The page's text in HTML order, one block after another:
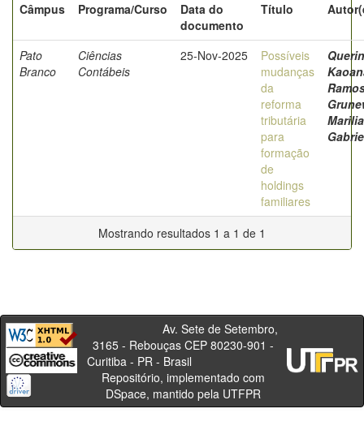
Câmpus
Programa/Curso
Data do
documento
Título
Pato
Branco
Ciências
Contábeis
25-Nov-2025
Possíveis
mudanças
da
reforma
tributária
para
formação
de
holdings
familiares
Marilia
Mostrando resultados 1 a 1 de 1
Av. Sete de Setembro,
3165 - Rebouças CEP 80230-901 -
Curitiba - PR - Brasil
Repositório, implementado com
DSpace, mantido pela UTFPR